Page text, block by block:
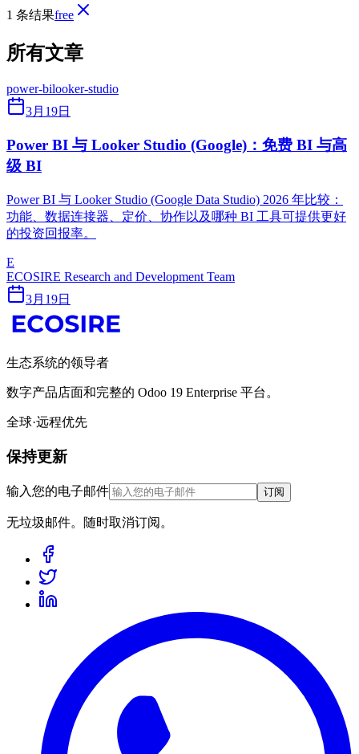
1 条结果free
所有文章
power-bilooker-studio
3月19日
Power BI 与 Looker Studio (Google)：免费 BI 与高
级 BI
Power BI 与 Looker Studio (Google Data Studio) 2026 年比较：
功能、数据连接器、定价、协作以及哪种 BI 工具可提供更好
的投资回报率。
E
ECOSIRE Research and Development Team
3月19日
生态系统的领导者
数字产品店面和完整的 Odoo 19 Enterprise 平台。
全球·远程优先
保持更新
输入您的电子邮件 订阅
无垃圾邮件。随时取消订阅。